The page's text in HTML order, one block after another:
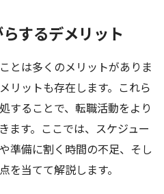
するデメリット
とは多くのメリットがありま
リットも存在します。これら
することで、転職活動をより
ます。ここでは、スケジュー
準備に割く時間の不足、そし
を当てて解説します。